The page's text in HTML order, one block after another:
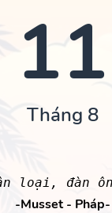
11
Tháng 8
loại, đàn
-Musset - Pháp-